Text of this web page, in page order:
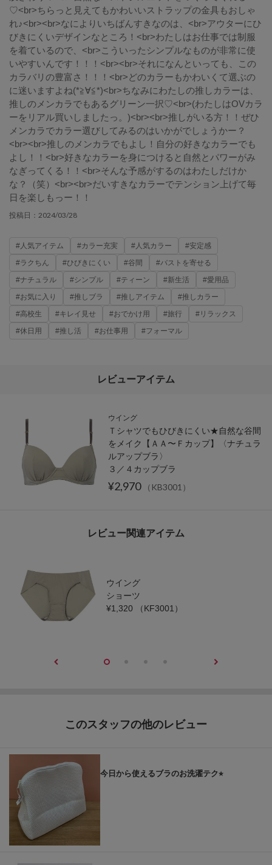
♡<br>ちらっと見えてもかわいいストラップの金具もおしゃ
れ♪<br><br>なによりいちばんすきなのは、<br>アウターにひ
びきにくいデザインなところ！<br>わたしはお仕事では制服
を着ているので、<br>こういったシンプルなものが非常に使
いやすいんです！！！<br><br>それになんといっても、この
カラバリの豊富さ！！！<br>どのカラーもかわいくて選ぶの
に迷いますよね(*≧∀≦*)<br>ちなみにわたしの推しカラーは、
推しのメンカラでもあるグリーン一択♡<br>(わたしはOVカラ
ーをリアル買いしましたっ。)<br><br>推しがいる方！！ぜひ
メンカラでカラー選びしてみるのはいかがでしょうかー？
<br><br>推しのメンカラでもよし！自分の好きなカラーでも
よし！！<br>好きなカラーを身につけると自然とパワーがみ
なぎってくる！！<br>そんな予感がするのはわたしだけか
な？（笑）<br><br>だいすきなカラーでテンション上げて毎
日を楽しもっー！！
投稿日： 2024/03/28
#人気アイテム #カラー充実 #人気カラー
#安定感
#ラクちん
#ひびきにくい #谷間
#バストを寄せる
#ナチュラル
#シンプル #ティーン #新生活
#愛用品
#お気に入り
#推しブラ #推しアイテム
#推しカラー
#高校生
#キレイ見せ #おでかけ用 #旅行
#リラックス
#休日用
#推し活 #お仕事用 #フォーマル
レビューアイテム
ウイング
Ｔシャツでもひびきにくい★自然な谷間
をメイク【ＡＡ〜Ｆカップ】〈ナチュラ
ルアップブラ〉
３／４カップブラ
¥2,970 （KB3001）
レビュー関連アイテム
ウイング
ショーツ
¥1,320
（KF3001）
このスタッフの他のレビュー
今日から使えるブラのお洗濯テク⭐︎